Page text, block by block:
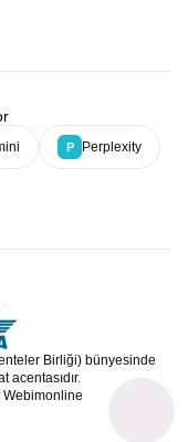
P Perplexity
Birliği) bünyesinde
acentasıdır.